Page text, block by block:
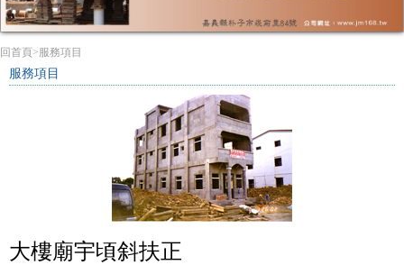
回首頁>服務項目
服務項目
大樓廟宇頃斜扶正